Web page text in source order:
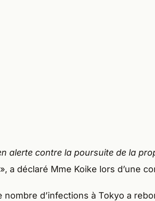
alerte contre la poursuite de la
», a déclaré Mme Koike lors d’une
nombre d’infections à Tokyo a